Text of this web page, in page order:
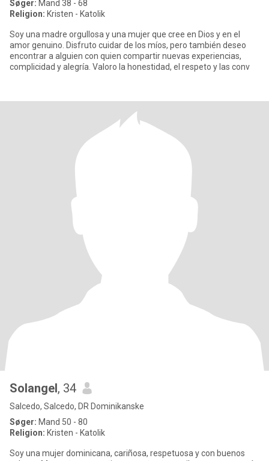
Søger: Mand 38 - 68
Religion: Kristen - Katolik
Soy una madre orgullosa y una mujer que cree en Dios y en el
amor genuino. Disfruto cuidar de los míos, pero también deseo
encontrar a alguien con quien compartir nuevas experiencias,
complicidad y alegría. Valoro la honestidad, el respeto y las conv
Solangel, 34
Salcedo, Salcedo, DR Dominikanske
Søger: Mand 50 - 80
Religion: Kristen - Katolik
Soy una mujer dominicana, cariñosa, respetuosa y con buenos